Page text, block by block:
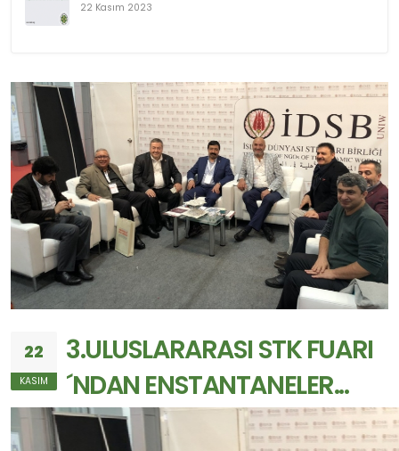
22 Kasım 2023
22
KASIM
3.ULUSLARARASI STK FUARI
´NDAN ENSTANTANELER...